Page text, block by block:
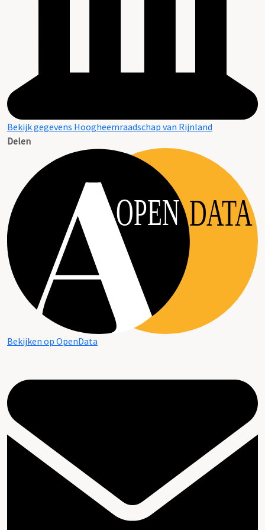
Bekijk gegevens Hoogheemraadschap van Rijnland
Delen
OPEN DATA
Bekijken op OpenData